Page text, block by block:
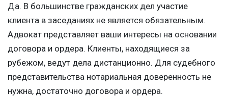
Да. В большинстве гражданских дел участие
клиента в заседаниях не является обязательным.
Адвокат представляет ваши интересы на основании
договора и ордера. Клиенты, находящиеся за
рубежом, ведут дела дистанционно. Для судебного
представительства нотариальная доверенность не
нужна, достаточно договора и ордера.